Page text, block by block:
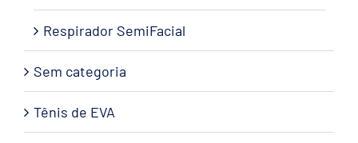
Respirador SemiFacial
Sem categoria
Tênis de EVA